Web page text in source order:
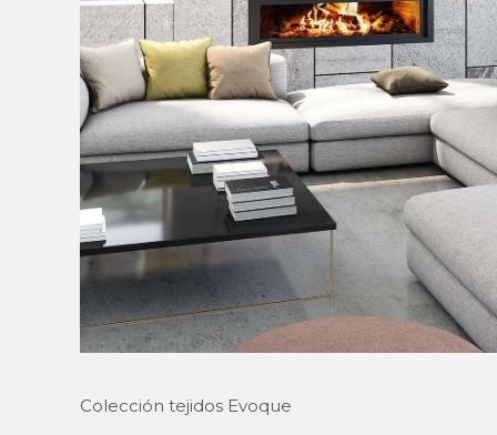
Colección tejidos Evoque